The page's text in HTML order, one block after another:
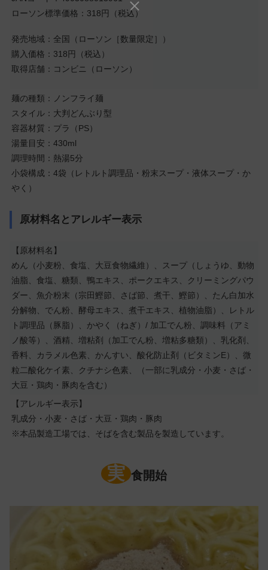
ローソン標準価格：318円（税込）
発売地域：全国（ローソン［数量限定］）
購入価格：318円（税込）
取得店舗：コンビニ（ローソン）
麺の種類：ノンフライ麺
スタイル：大判どんぶり型
容器材質：プラ（PS）
湯量目安：430ml
調理時間：熱湯5分
小袋構成：4袋（レトルト調理品・粉末スープ・液体スープ・か
やく）
原材料名とアレルギー表示
【原材料名】
めん（小麦粉、食塩、大豆食物繊維）、スープ（しょうゆ、動物
油脂、食塩、糖類、鴨エキス、ポークエキス、クリーミングパウ
ダー、魚介粉末（宗田鰹節、さば節、煮干、鰹節）、たん白加水
分解物、でん粉、酵母エキス、煮干エキス、植物油脂）、レトル
ト調理品（豚脂）、かやく（ねぎ）/ 加工でん粉、調味料（アミ
ノ酸等）、酒精、増粘剤（加工でん粉、増粘多糖類）、乳化剤、
香料、カラメル色素、かんすい、酸化防止剤（ビタミンE）、微
粒二酸化ケイ素、クチナシ色素、（一部に乳成分・小麦・さば・
大豆・鶏肉・豚肉を含む）
【アレルギー表示】
乳成分・小麦・さば・大豆・鶏肉・豚肉
※本品製造工場では、そばを含む製品を製造しています。
実 食開始